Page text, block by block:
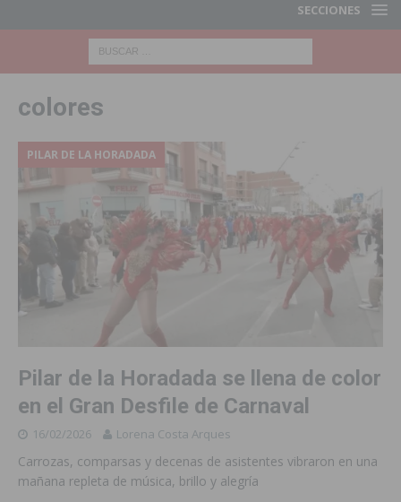
SECCIONES
colores
PILAR DE LA HORADADA
Pilar de la Horadada se llena de color
en el Gran Desfile de Carnaval
16/02/2026 Lorena Costa Arques
Carrozas, comparsas y decenas de asistentes vibraron en una
mañana repleta de música, brillo y alegría